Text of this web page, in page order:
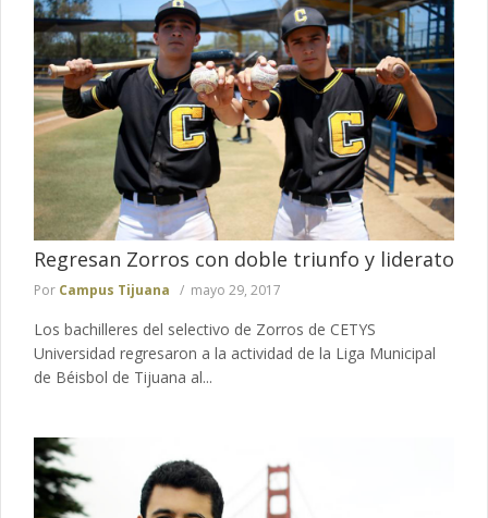
Regresan Zorros con doble triunfo y liderato
Por Campus Tijuana mayo 29, 2017
Los bachilleres del selectivo de Zorros de CETYS
Universidad regresaron a la actividad de la Liga Municipal
de Béisbol de Tijuana al...